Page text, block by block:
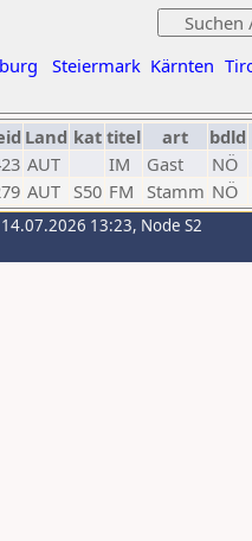
Steiermark Kärnten
Land kat titel art bdld
AUT IM Gast NÖ
AUT S50 FM Stamm NÖ
14.07.2026 13:23, Node S2